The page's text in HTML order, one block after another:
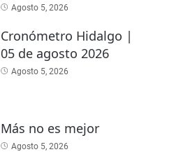
Agosto 5, 2026
Cronómetro Hidalgo |
05 de agosto 2026
Agosto 5, 2026
Más no es mejor
Agosto 5, 2026